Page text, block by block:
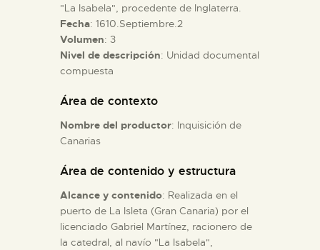
EL MUSEO
COLECCIONES
DIDÁCTICA
ESPAÑOL
"La Isabela", procedente de Inglaterra.
Fecha: 1610.Septiembre.2
Volumen: 3
Nivel de descripción: Unidad documental
compuesta
Área de contexto
Nombre del productor: Inquisición de
Canarias
Área de contenido y estructura
Alcance y contenido: Realizada en el
puerto de La Isleta (Gran Canaria) por el
licenciado Gabriel Martínez, racionero de
la catedral, al navío "La Isabela",